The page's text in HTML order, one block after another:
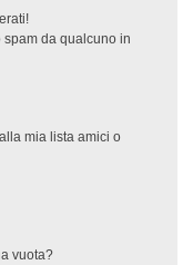
da qualcuno in
mia lista amici o
vuota?